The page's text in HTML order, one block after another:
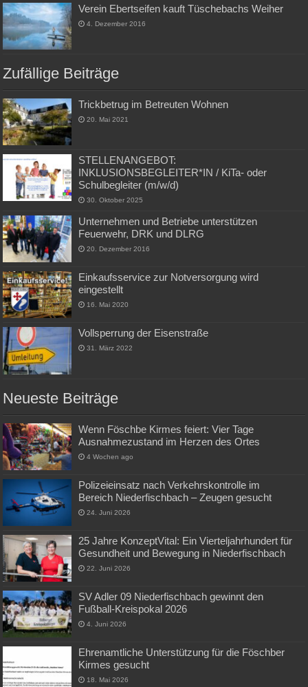
Verein Ebertseifen kauft Tüschebachs Weiher
4. Dezember 2016
Zufällige Beiträge
Trickbetrug im Betreuten Wohnen
20. Mai 2021
STELLENANGEBOT:
INKLUSIONSBEGLEITER*IN / KiTa- oder
Schulbegleiter (m/w/d)
30. Oktober 2025
Unternehmen und Betriebe unterstützen
Feuerwehr, DRK und DLRG
20. Dezember 2016
Einkaufsservice zur Notversorgung wird
eingestellt
16. Mai 2020
Vollsperrung der Eisenstraße
31. März 2022
Neueste Beiträge
Wenn Föschbe Kirmes feiert: Vier Tage
Ausnahmezustand im Herzen des Ortes
4 Wochen ago
Polizeieinsatz nach Verkehrskontrolle im
Bereich Niederfischbach – Zeugen gesucht
24. Juni 2026
25 Jahre KonzeptVital: Ein Vierteljahrhundert für
Gesundheit und Bewegung in Niederfischbach
22. Juni 2026
SV Adler 09 Niederfischbach gewinnt den
Fußball-Kreispokal 2026
4. Juni 2026
Ehrenamtliche Unterstützung für die Föschber
Kirmes gesucht
18. Mai 2026